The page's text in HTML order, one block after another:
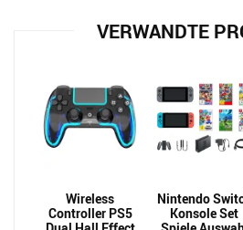
VERWANDTE
Wireless
Controller PS5
Nintendo
Konsole Set